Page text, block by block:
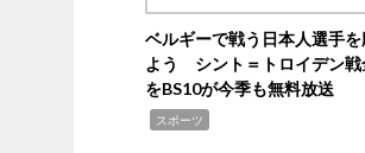
ベルギーで戦う日本人選手を
よう シント＝トロイデン戦
をBS10が今季も無料放送
スポーツ